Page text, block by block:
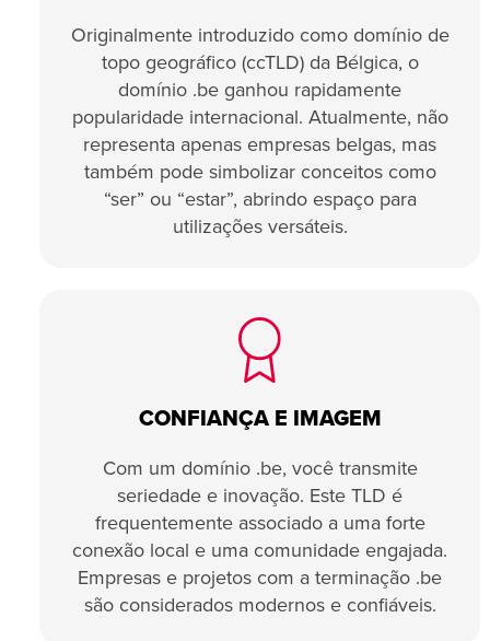
Originalmente introduzido como domínio de
topo geográfico (ccTLD) da Bélgica, o
domínio .be ganhou rapidamente
popularidade internacional. Atualmente, não
representa apenas empresas belgas, mas
também pode simbolizar conceitos como
“ser” ou “estar”, abrindo espaço para
utilizações versáteis.
CONFIANÇA E IMAGEM
Com um domínio .be, você transmite
seriedade e inovação. Este TLD é
frequentemente associado a uma forte
conexão local e uma comunidade engajada.
Empresas e projetos com a terminação .be
são considerados modernos e confiáveis.